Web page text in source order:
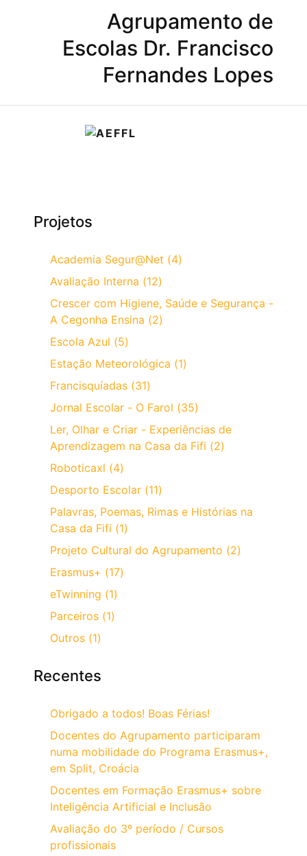
Agrupamento de
Escolas Dr. Francisco
Fernandes Lopes
Projetos
Academia Segur@Net (4)
Avaliação Interna (12)
Crescer com Higiene, Saúde e Segurança -
A Cegonha Ensina (2)
Escola Azul (5)
Estação Meteorológica (1)
Francisquíadas (31)
Jornal Escolar - O Farol (35)
Ler, Olhar e Criar - Experiências de
Aprendizagem na Casa da Fifi (2)
Roboticaxl (4)
Desporto Escolar (11)
Palavras, Poemas, Rimas e Histórias na
Casa da Fifi (1)
Projeto Cultural do Agrupamento (2)
Erasmus+ (17)
eTwinning (1)
Parceiros (1)
Outros (1)
Recentes
Obrigado a todos! Boas Férias!
Docentes do Agrupamento participaram
numa mobilidade do Programa Erasmus+,
em Split, Croácia
Docentes em Formação Erasmus+ sobre
Inteligência Artificial e Inclusão
Avaliação do 3º período / Cursos
profissionais